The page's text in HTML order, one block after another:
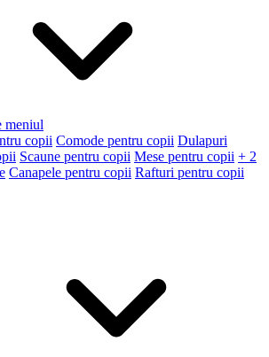
meniul
copii Comode pentru copii Dulapuri
Scaune pentru copii Mese pentru copii + 2
Canapele pentru copii Rafturi pentru copii